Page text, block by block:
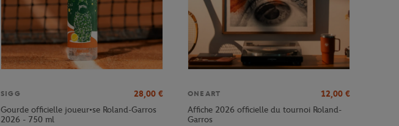
SIGG 28,00 €
Gourde officielle joueur•se Roland-Garros
2026 - 750 ml
ONEART 12,00 €
Affiche 2026 officielle du tournoi Roland-
Garros